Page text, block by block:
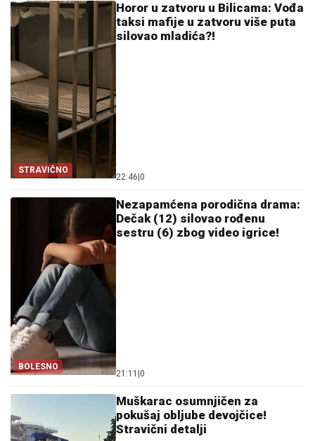
STRAVIČNO
Horor u zatvoru u Bilicama: Vođa
taksi mafije u zatvoru više puta
silovao mladića?!
22:46 0
BOLESNO
Nezapamćena porodična drama:
Dečak (12) silovao rođenu
sestru (6) zbog video igrice!
21:11 0
Muškarac osumnjičen za
pokušaj obljube devojčice!
Stravični detalji